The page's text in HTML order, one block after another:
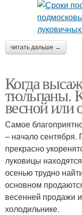
читать дальше →
Когда
тюльпаны.
весной или
Самое
– начало
прекрасно
луковицы
осенью трудно
основном
весенней продажи
холодильнике.